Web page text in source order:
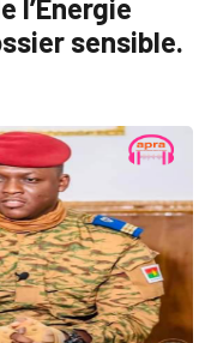
l’Énergie
sensible.